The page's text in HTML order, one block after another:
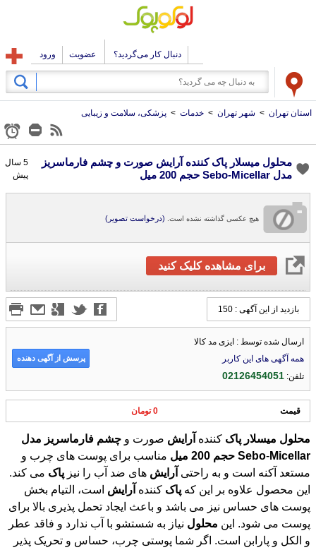
دنبال کار می‌گردید؟ عضویت ورود
استان تهران > شهر تهران > خدمات > پزشکی، سلامت و زیبایی
محلول میسلار پاک کننده آرایش صورت و چشم فارماسریز
مدل Sebo-Micellar حجم 200 میل
5 سال
پیش
هیچ عکسی گذاشته نشده است. (درخواست تصویر)
برای مشاهده کلیک کنید
بازدید از این آگهی : 150
ارسال شده توسط : ایزی مد کالا
همه آگهی های این کاربر
تلفن:02126454051
پرسش از آگهی دهنده
قیمت 0 تومان
محلول میسلار پاک کننده آرایش صورت و چشم فارماسریز مدل
Sebo-Micellar حجم 200 میل مناسب برای پوست های چرب و
مستعد آکنه است و به راحتی آرایش های ضد آب را نیز پاک می کند.
این محصول علاوه بر این که پاک کننده آرایش است، التیام بخش
پوست های حساس نیز می باشد و باعث ایجاد تحمل پذیری بالا برای
پوست می شود. این محلول نیاز به شستشو با آب ندارد و فاقد عطر
و الکل و پارابن است. اگر شما پوستی چرب، حساس و تحریک پذیر